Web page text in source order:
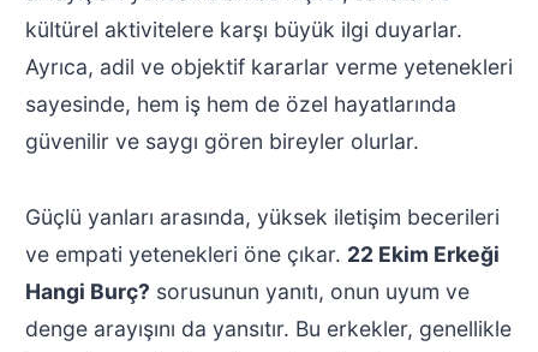
kültürel aktivitelere karşı büyük ilgi duyarlar.
Ayrıca, adil ve objektif kararlar verme yetenekleri
sayesinde, hem iş hem de özel hayatlarında
güvenilir ve saygı gören bireyler olurlar.
Güçlü yanları arasında, yüksek iletişim becerileri
ve empati yetenekleri öne çıkar. 22 Ekim Erkeği
Hangi Burç? sorusunun yanıtı, onun uyum ve
denge arayışını da yansıtır. Bu erkekler, genellikle